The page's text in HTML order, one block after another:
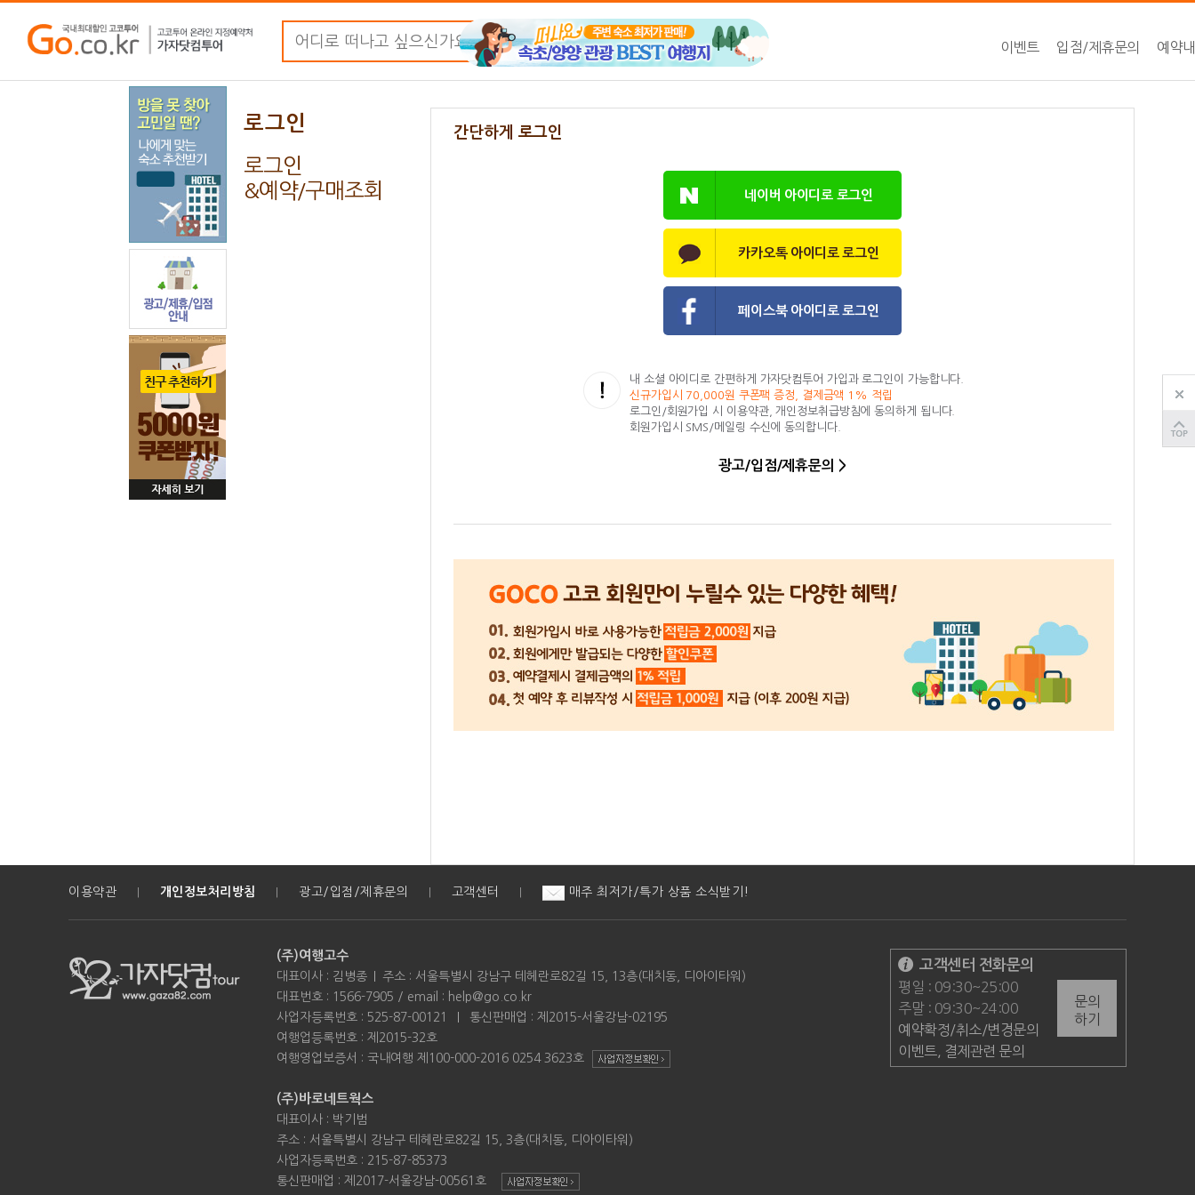
이벤트 입점/제휴문의 예약
로그인
로그인
&예약/구매조회
간단하게 로그인
네이버 아이디로 로그인
카카오톡 아이디로 로그인
페이스북 아이디로 로그인
내 소셜 아이디로 간편하게 가자닷컴투어 가입과 로그인이 가능합니다.
신규가입시 70,000원 쿠폰팩 증정, 결제금액 1% 적립
로그인/회원가입 시 이용약관, 개인정보취급방침에 동의하게 됩니다.
회원가입시 SMS/메일링 수신에 동의합니다.
광고/입점/제휴문의 >
이용약관 개인정보처리방침 광고/입점/제휴문의 고객센터 매주 최저가/특가 상품 소식받기!
(주)여행고수
대표이사 : 김병종
주소 : 서울특별시 강남구 테헤란로82길 15, 13층(대치동, 디아이타워)
대표번호 : 1566-7905 / email : help@go.co.kr
사업자등록번호 : 525-87-00121
통신판매업 : 제2015-서울강남-02195
여행업등록번호 : 제2015-32호
여행영업보증서 : 국내여행 제100-000-2016 0254 3623호
(주)바로네트웍스
대표이사 : 박기범
주소 : 서울특별시 강남구 테헤란로82길 15, 3층(대치동, 디아이타워)
사업자등록번호 : 215-87-85373
통신판매업 : 제2017-서울강남-00561호
고객센터 전화문의
평일 : 09:30~25:00
주말 : 09:30~24:00
예약확정/취소/변경문의
이벤트, 결제관련 문의
문의
하기